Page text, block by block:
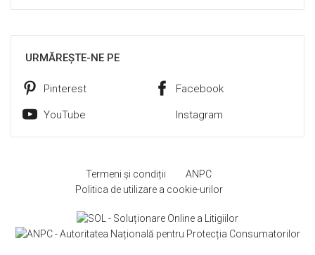
URMĂREȘTE-NE PE
Pinterest Facebook
YouTube Instagram
Termeni și condiții
ANPC
Politica de utilizare a cookie-urilor